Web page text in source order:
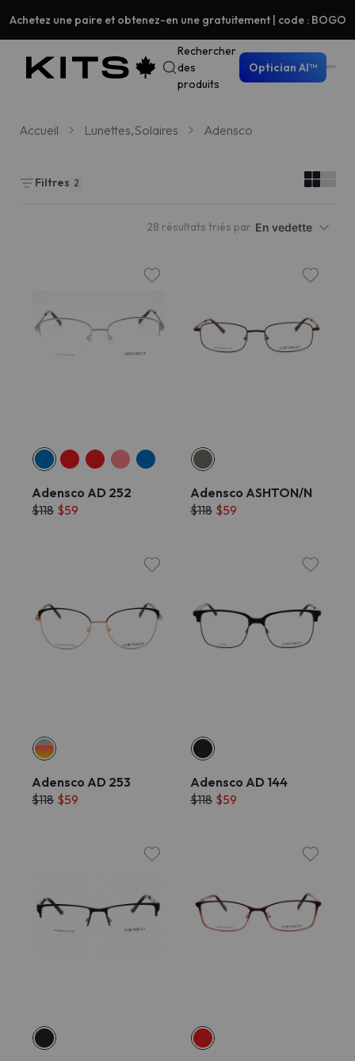
Achetez une paire et obtenez-en une gratuitement | code : BOGO
Rechercher
des
produits
Optician AI™
Accueil Lunettes,Solaires Adensco
Filtres 2
28 résultats triés par En vedette
Adensco AD 252
$118 $59
Adensco ASHTON/N
$118 $59
Adensco AD 253
$118 $59
Adensco AD 144
$118 $59